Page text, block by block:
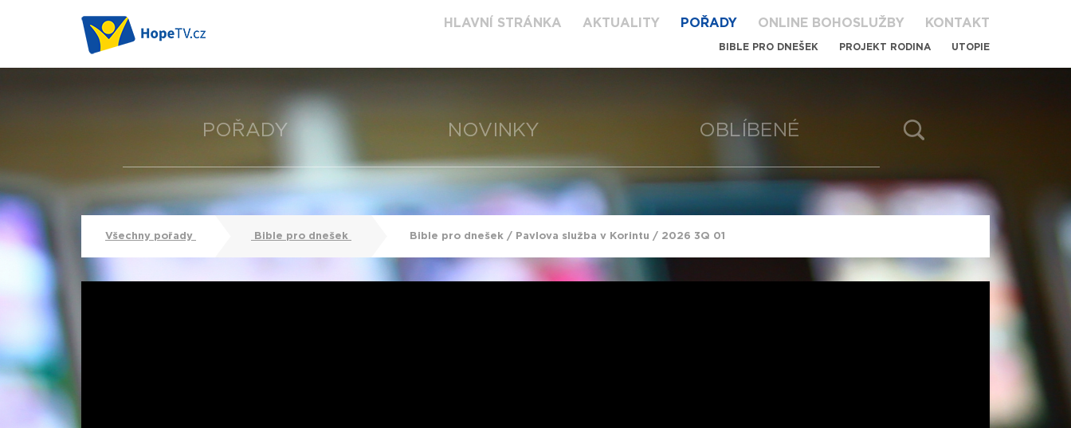
HLAVNÍ STRÁNKA AKTUALITY POŘADY ONLINE BOHOSLUŽBY KONTAKT
BIBLE PRO DNEŠEK PROJEKT RODINA UTOPIE
POŘADY NOVINKY OBLÍBENÉ
Všechny pořady Bible pro dnešek Bible pro dnešek / Pavlova služba v Korintu / 2026 3Q 01